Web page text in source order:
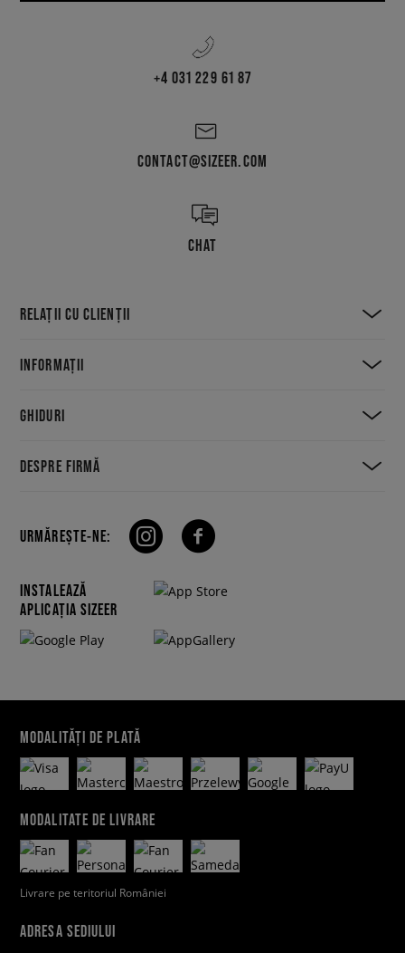
+4 031 229 61 87
CONTACT@SIZEER.COM
CHAT
RELAȚII CU CLIENȚII
INFORMAȚII
GHIDURI
DESPRE FIRMĂ
URMĂREȘTE-NE:
INSTALEAZĂ
APLICAȚIA SIZEER
MODALITĂȚI DE PLATĂ
MODALITATE DE LIVRARE
Livrare pe teritoriul României
ADRESA SEDIULUI